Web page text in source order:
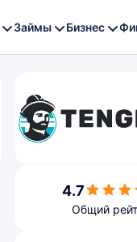
Займы Бизнес
4.7
Общий